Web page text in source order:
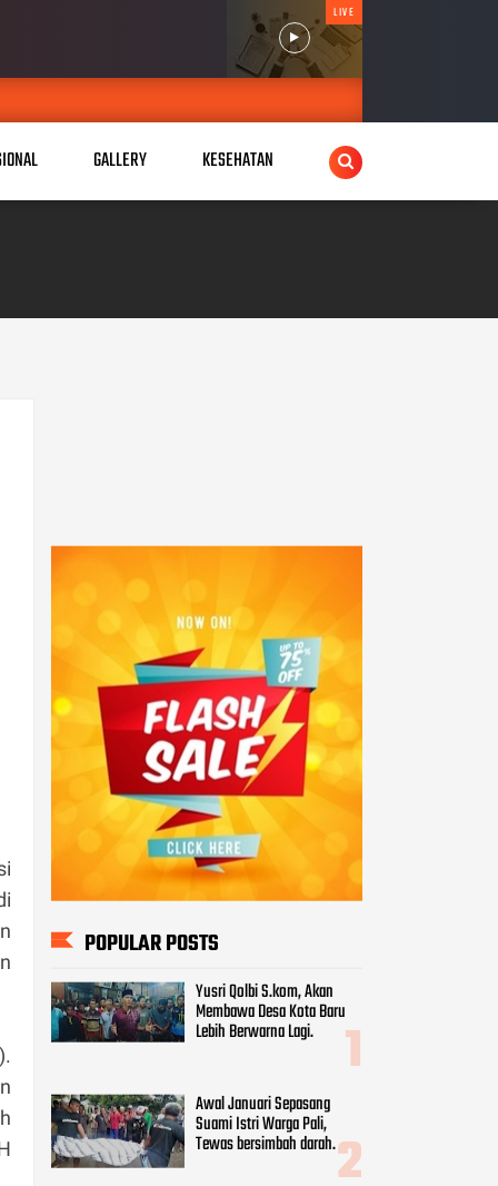
LIVE
GALLERY KESEHATAN
POPULAR POSTS
Yusri Qolbi S.kom, Akan
Membawa Desa Kota Baru
Lebih Berwarna Lagi.
Awal Januari Sepasang
Suami Istri Warga Pali,
Tewas bersimbah darah.